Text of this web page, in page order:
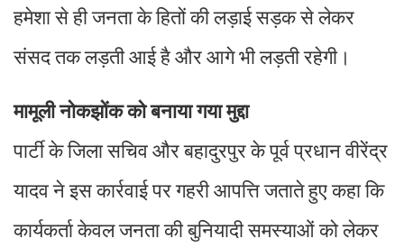
हमेशा से ही जनता के हितों की लड़ाई सड़क से लेकर
संसद तक लड़ती आई है और आगे भी लड़ती रहेगी।
मामूली नोकझोंक को बनाया गया मुद्दा
पार्टी के जिला सचिव और बहादुरपुर के पूर्व प्रधान वीरेंद्र
यादव ने इस कार्रवाई पर गहरी आपत्ति जताते हुए कहा कि
कार्यकर्ता केवल जनता की बुनियादी समस्याओं को लेकर